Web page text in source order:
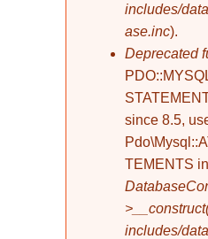
includes/
ase.inc).
Deprecated
since 8.5,
TEMENTS
includes/